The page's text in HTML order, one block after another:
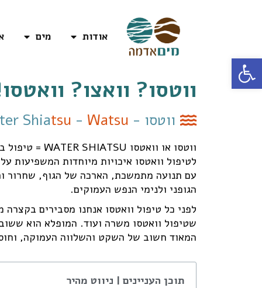
פתח סרגל נגישות
אודות מים
ווטסו? וואצו?
ווטסו - ter Shiatsu - Watsu
ווטסו או וואטסו WATER SHIATSU = טיפול במים המתבסס על עקרונות השיאצו ומשלב תנועה עדינה, מגע וציפה במים חמים.
לטיפול וואטסו איכויות מיוחדות
עם תנועה מתמשכת, הארכה של הגוף, שחרור
הגופני ולנימי הנפש העמוקים.
לפני כל טיפול וואטסו אנחנו מסבירים
שטיפול וואטסו משרה ועוד. המופלא הוא
המאוד חשוב של השקט והשלווה העמוקה,
תוכן העניינים | ניווט מהיר